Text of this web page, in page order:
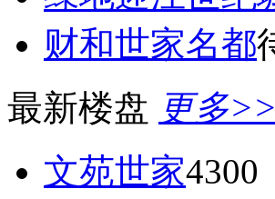
财和世家名都
最新楼盘 更多>>
文苑世家4300